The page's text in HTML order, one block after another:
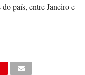
país, entre Janeiro e